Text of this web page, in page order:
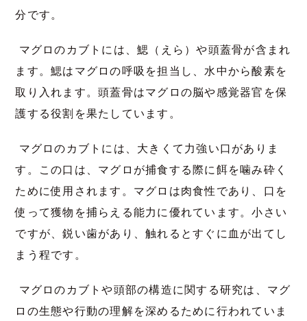
分です。
マグロのカブトには、鰓（えら）や頭蓋骨が含まれ
ます。鰓はマグロの呼吸を担当し、水中から酸素を
取り入れます。頭蓋骨はマグロの脳や感覚器官を保
護する役割を果たしています。
マグロのカブトには、大きくて力強い口がありま
す。この口は、マグロが捕食する際に餌を噛み砕く
ために使用されます。マグロは肉食性であり、口を
使って獲物を捕らえる能力に優れています。小さい
ですが、鋭い歯があり、触れるとすぐに血が出てし
まう程です。
マグロのカブトや頭部の構造に関する研究は、マグ
ロの生態や行動の理解を深めるために行われていま